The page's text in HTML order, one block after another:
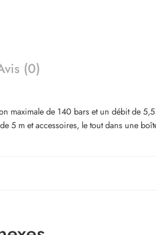
(0)
de 140 bars et un débit de
5 m et accessoires, le tout dans une